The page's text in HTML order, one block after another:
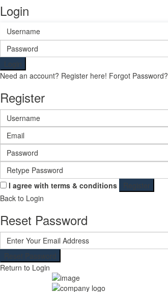
Login
Login
Need an account? Register here! Forgot Password?
Register
I agree with terms & conditions
Register
Back to Login
Reset Password
Reset Password
Return to Login